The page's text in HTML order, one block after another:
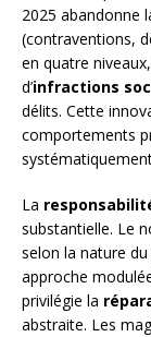
2025 abandonne
(contraventions,
en quatre
d’infractions
délits. Cette
comportements
La
substantielle. Le
selon la nature
approche
privilégie la
abstraite. Les